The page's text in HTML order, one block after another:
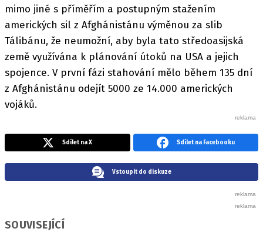
mimo jiné s příměřím a postupným stažením
amerických sil z Afghánistánu výměnou za slib
Tálibánu, že neumožní, aby byla tato středoasijská
země využívána k plánování útoků na USA a jejich
spojence. V první fázi stahování mělo během 135 dní
z Afghánistánu odejít 5000 ze 14.000 amerických
vojáků.
Sdílet na X Sdílet na Facebooku
Vstoupit do diskuze
SOUVISEJÍCÍ